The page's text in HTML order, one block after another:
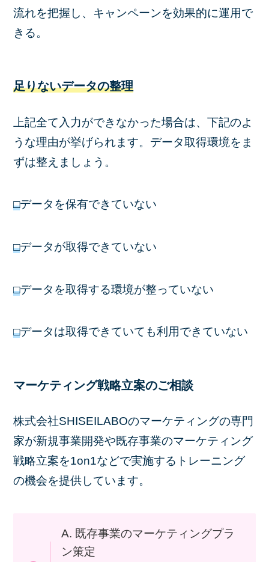
流れを把握し、キャンペーンを効果的に運用で
きる。
足りないデータの整理
上記全て入力ができなかった場合は、下記のよ
うな理由が挙げられます。データ取得環境をま
ずは整えましょう。
□データを保有できていない
□データが取得できていない
□データを取得する環境が整っていない
□データは取得できていても利用できていない
マーケティング戦略立案のご相談
株式会社SHISEILABOのマーケティングの専門
家が新規事業開発や既存事業のマーケティング
戦略立案を1on1などで実施するトレーニング
の機会を提供しています。
A. 既存事業のマーケティングプラ
ン策定